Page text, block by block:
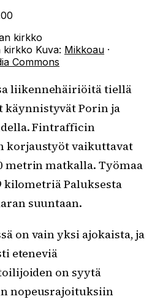
kirkko Kuva: Mikkoau ·
Commons
liikennehäiriöitä tiellä
käynnistyvät Porin ja
Fintrafficin
korjaustyöt vaikuttavat
metrin matkalla. Työmaa
kilometriä Paluksesta
suuntaan.
on vain yksi ajokaista, ja
eteneviä
on syytä
nopeusrajoituksiin